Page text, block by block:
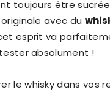
toujours être
avec du
esprit va
absolument !
le whisky dans vos